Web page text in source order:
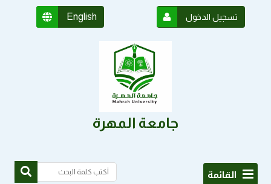
English تسجيل الدخول
جامعة المهرة
القائمة